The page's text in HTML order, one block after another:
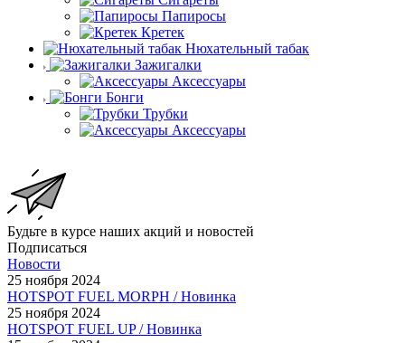
Папиросы
Кретек
Нюхательный табак
Зажигалки
Аксессуары
Бонги
Трубки
Аксессуары
Будьте в курсе наших акций и новостей
Подписаться
Новости
25 ноября 2024
HOTSPOT FUEL MORPH / Новинка
25 ноября 2024
HOTSPOT FUEL UP / Новинка